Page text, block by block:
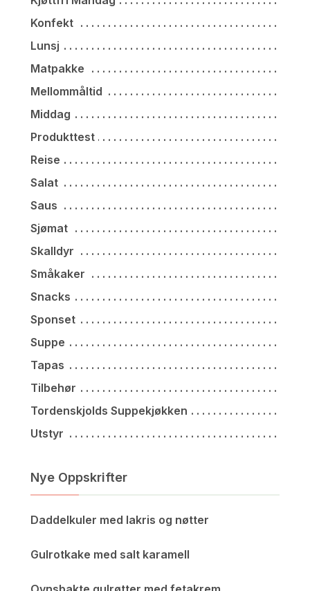
Konfekt
Lunsj
Matpakke
Mellommåltid
Middag
Produkttest
Reise
Salat
Saus
Sjømat
Skalldyr
Småkaker
Snacks
Sponset
Suppe
Tapas
Tilbehør
Tordenskjolds Suppekjøkken
Utstyr
Nye Oppskrifter
Daddelkuler med lakris og nøtter
Gulrotkake med salt karamell